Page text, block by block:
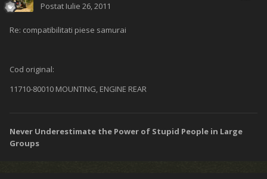
Postat Iulie 26, 2011
Re: compatibilitati piese samurai
Cod original:
11710-80010 MOUNTING, ENGINE REAR
Never Underestimate the Power of Stupid People in Large
Groups